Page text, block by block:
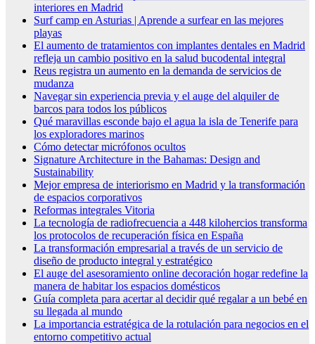
interiores en Madrid
Surf camp en Asturias | Aprende a surfear en las mejores
playas
El aumento de tratamientos con implantes dentales en Madrid
refleja un cambio positivo en la salud bucodental integral
Reus registra un aumento en la demanda de servicios de
mudanza
Navegar sin experiencia previa y el auge del alquiler de
barcos para todos los públicos
Qué maravillas esconde bajo el agua la isla de Tenerife para
los exploradores marinos
Cómo detectar micrófonos ocultos
Signature Architecture in the Bahamas: Design and
Sustainability
Mejor empresa de interiorismo en Madrid y la transformación
de espacios corporativos
Reformas integrales Vitoria
La tecnología de radiofrecuencia a 448 kilohercios transforma
los protocolos de recuperación física en España
La transformación empresarial a través de un servicio de
diseño de producto integral y estratégico
El auge del asesoramiento online decoración hogar redefine la
manera de habitar los espacios domésticos
Guía completa para acertar al decidir qué regalar a un bebé en
su llegada al mundo
La importancia estratégica de la rotulación para negocios en el
entorno competitivo actual